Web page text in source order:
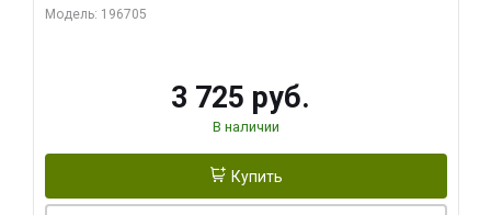
Модель: 196705
3 725 руб.
В наличии
Купить